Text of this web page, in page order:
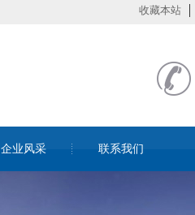
收藏本站
企业风采 联系我们